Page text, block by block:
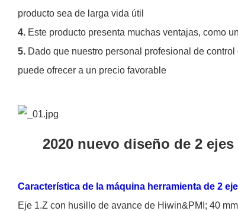
producto sea de larga vida útil
4. Este producto presenta muchas ventajas, como
5. Dado que nuestro personal profesional de
puede ofrecer a un precio favorable
2020 nuevo diseño de 2 ejes
Característica de la máquina herramienta de 2
Eje 1.Z con husillo de avance de Hiwin&PMI; 40